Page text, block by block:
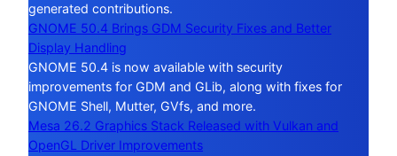
generated contributions.
GNOME 50.4 Brings GDM Security Fixes and Better
Display Handling
GNOME 50.4 is now available with security
improvements for GDM and GLib, along with fixes for
GNOME Shell, Mutter, GVfs, and more.
Mesa 26.2 Graphics Stack Released with Vulkan and
OpenGL Driver Improvements